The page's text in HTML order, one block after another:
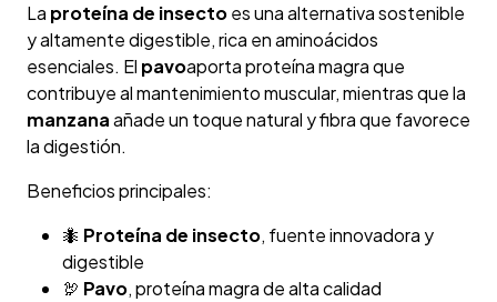
La proteína de insectoes una alternativa sostenible
y altamente digestible, rica en aminoácidos
esenciales. El pavoaporta proteína magra que
contribuye al mantenimiento muscular, mientras que la
manzanaañade un toque natural y fibra que favorece
la digestión.
Beneficios principales:
🐜 Proteína de insecto, fuente innovadora y
digestible
🦃 Pavo, proteína magra de alta calidad